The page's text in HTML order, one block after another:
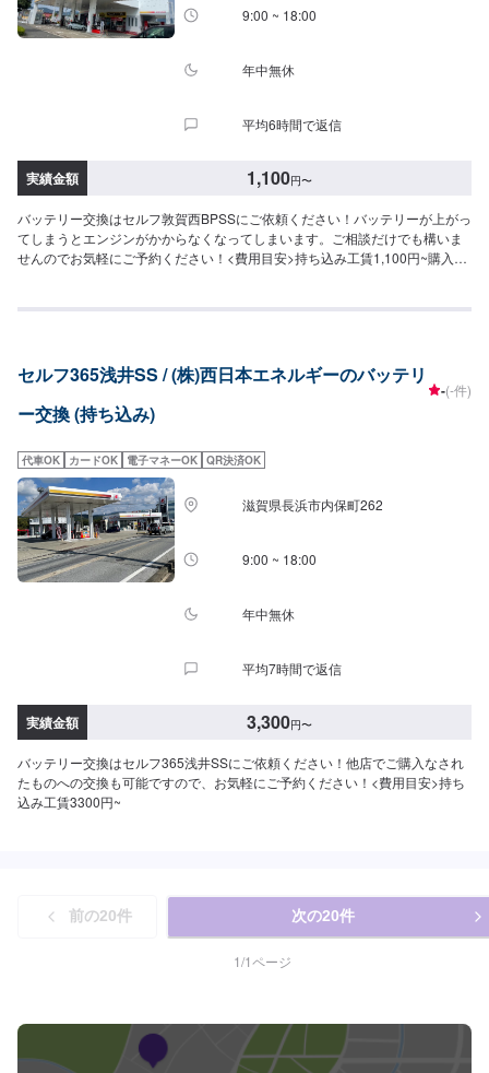
9:00 ~ 18:00
年中無休
平均6時間で返信
実績金額 1,100円〜
バッテリー交換はセルフ敦賀西BPSSにご依頼ください！バッテリーが上がっ
てしまうとエンジンがかからなくなってしまいます。ご相談だけでも構いま
せんのでお気軽にご予約ください！<費用目安>持ち込み工賃1,100円~購入
セルフ365浅井SS / (株)西日本エネルギーのバッテリ
ー交換 (持ち込み)
-(-件)
代車OK カードOK 電子マネーOK QR決済OK
滋賀県長浜市内保町262
9:00 ~ 18:00
年中無休
平均7時間で返信
実績金額 3,300円〜
バッテリー交換はセルフ365浅井SSにご依頼ください！他店でご購入なされ
たものへの交換も可能ですので、お気軽にご予約ください！<費用目安>持ち
込み工賃3300円~
前の20件 次の20件
1/1ページ